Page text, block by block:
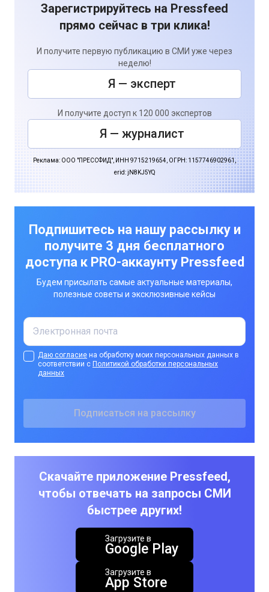
Зарегистрируйтесь на Pressfeed
прямо сейчас в три клика!
И получите первую публикацию в СМИ уже через
неделю!
Я — эксперт
И получите доступ к 120 000 экспертов
Я — журналист
Реклама: ООО "ПРЕССФИД", ИНН 9715219654, ОГРН: 1157746902961,
erid: jN8KJ5YQ
Подпишитесь на нашу рассылку и
получите 3 дня бесплатного
доступа к PRO-аккаунту Pressfeed
Будем присылать самые актуальные материалы,
полезные советы и эксклюзивные кейсы
Даю согласие на обработку моих персональных данных в
соответствии с Политикой обработки персональных
данных
Скачайте приложение Pressfeed,
чтобы отвечать на запросы СМИ
быстрее других!
Загрузите в
Google Play
Загрузите в
App Store